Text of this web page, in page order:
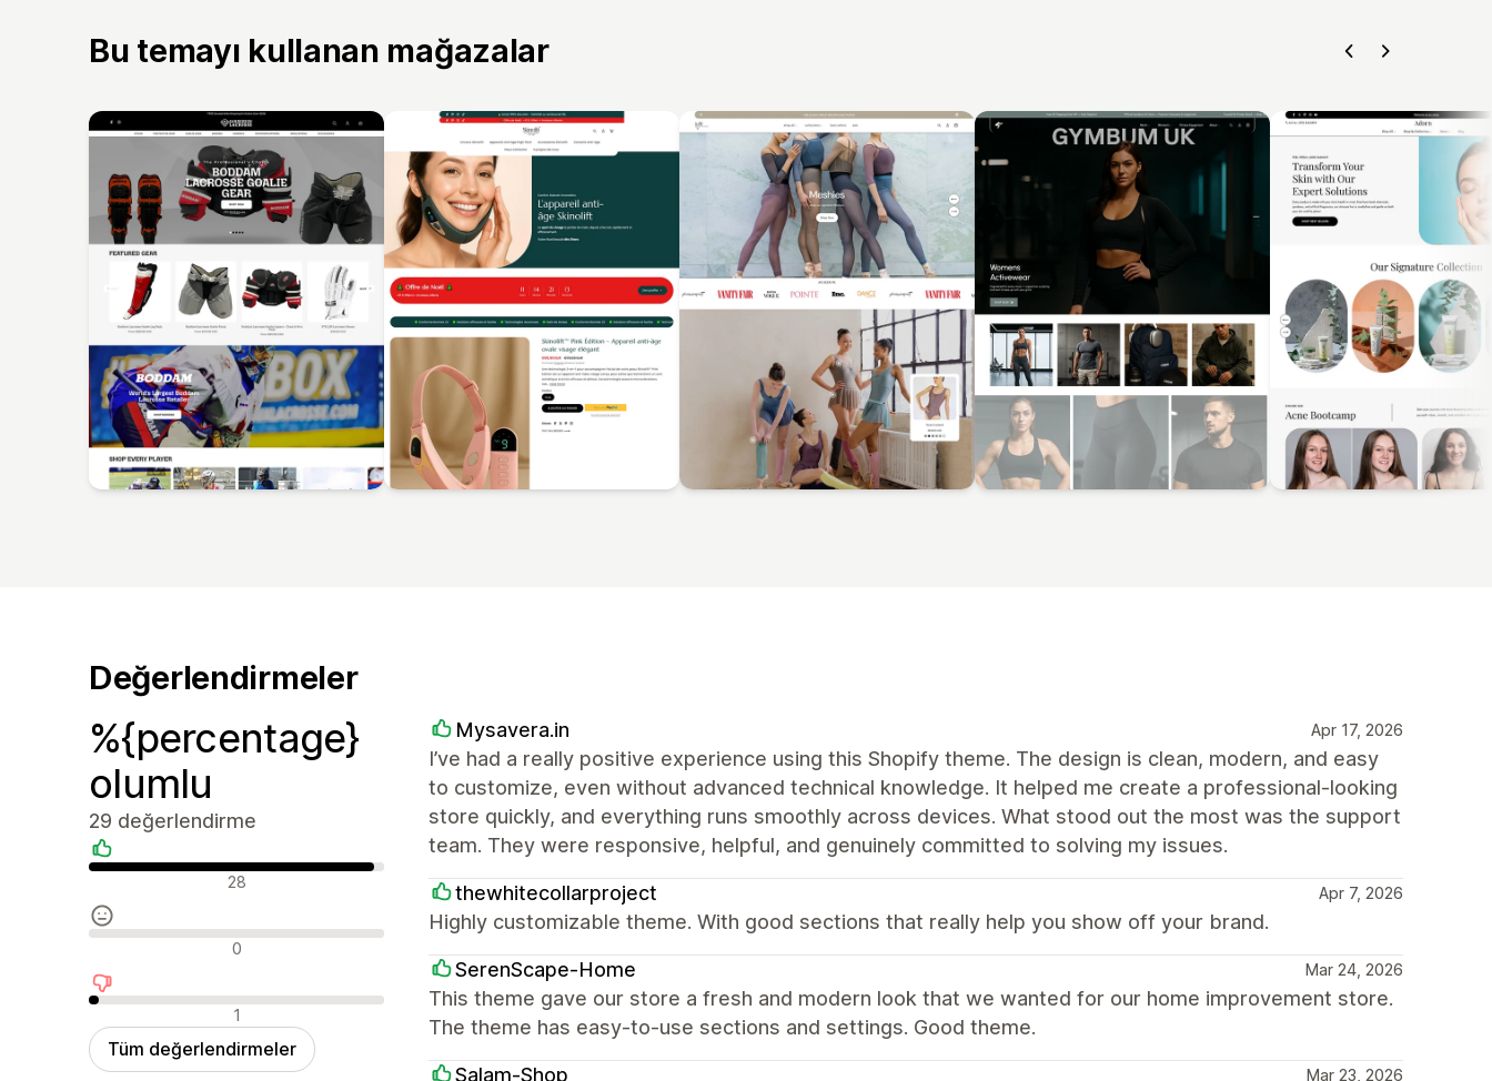
Bu temayı kullanan mağazalar
Değerlendirmeler
%{percentage}
olumlu
29 değerlendirme
Olumlu değerlendirmeler
28
Nötr değerlendirmeler
0
Olumsuz değerlendirmeler
1
Tüm değerlendirmeler
Mysavera.in Apr 17, 2026
I’ve had a really positive experience using this Shopify theme. The design is clean, modern, and easy
to customize, even without advanced technical knowledge. It helped me create a professional-looking
store quickly, and everything runs smoothly across devices. What stood out the most was the support
team. They were responsive, helpful, and genuinely committed to solving my issues.
thewhitecollarproject Apr 7, 2026
Highly customizable theme. With good sections that really help you show off your brand.
SerenScape-Home Mar 24, 2026
This theme gave our store a fresh and modern look that we wanted for our home improvement store.
The theme has easy-to-use sections and settings. Good theme.
Salam-Shop Mar 23, 2026